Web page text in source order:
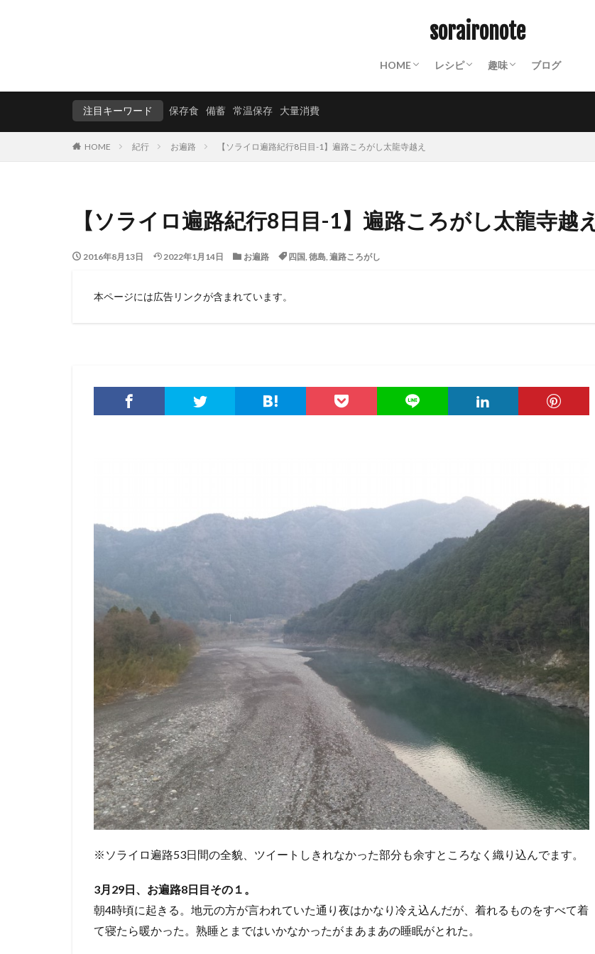
soraironote
HOME
ABOUT
終活ノート
備蓄ノート：常温保存食材リスト
防災ノート：防災グッズリスト
保存食カレンダー
動画撮影機材
山装備一覧
レシピ
保存食
パスタ
クスクス
ご飯もの
パン
おかず
スイーツ
麺類
飲み物
世界の料理
粉もの
調味料
インスタント
山ごはん
趣味
Mt.
沼津散策
お遍路
PHOTO
週末百姓生活
NOTES
ブログ
注目キーワード 保存食 備蓄 常温保存 大量消費
HOME 紀行 お遍路 【ソライロ遍路紀行8日目-1】遍路ころがし太龍寺越え
【ソライロ遍路紀行8日目-1】遍路ころがし太龍寺越え
2016年8月13日 2022年1月14日 お遍路 四国, 徳島, 遍路ころがし
本ページには広告リンクが含まれています。
※ソライロ遍路53日間の全貌、ツイートしきれなかった部分も余すところなく織り込んでます。
3月29日、お遍路8日目その１。
朝4時頃に起きる。地元の方が言われていた通り夜はかなり冷え込んだが、着れるものをすべて着
て寝たら暖かった。熟睡とまではいかなかったがまあまあの睡眠がとれた。